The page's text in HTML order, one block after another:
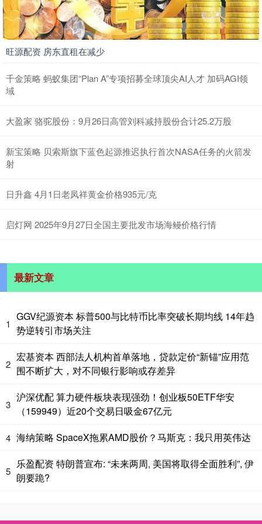
旺源配资 房东直租在减少
千金策略 蚂蚁集团“Plan A”专项招募全球顶尖AI人才 加码AGI领
域
大盈家 骆驼股份：9月26日高管刘科减持股份合计25.2万股
新宝策略 贝索斯旗下蓝色起源推迟执行首次NASA任务的火箭发
射
日升鑫 4月1日老凤祥黄金价格935元/克
启灯网 2025年9月27日全国主要批发市场海鳗价格行情
最新文章
1
GGV纪源资本 标普500与比特币比率突破长期均线 14年趋
势逆转引市场关注
2
宏基资本 西部法人机构首单落地，贷款定价“新锚”应用范
围不断扩大，对不同银行影响或存差异
3
沪深优配 算力硬件板块表现强劲！创业板50ETF华安
（159949）近20个交易日吸金67亿元
4 海纳策略 SpaceX拖累AMD股价？马斯克：我只用英伟达
5
乐盈配资 特朗普宣布: “未来两周, 美国将取得全面胜利”, 伊
朗要跪?